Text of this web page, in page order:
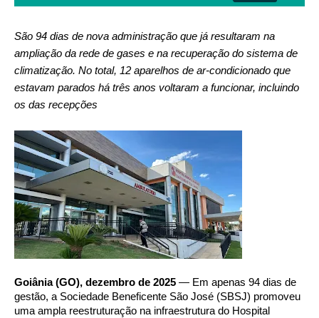
São 94 dias de nova administração que já resultaram na
ampliação da rede de gases e na recuperação do sistema de
climatização. No total, 12 aparelhos de ar-condicionado que
estavam parados há três anos voltaram a funcionar, incluindo
os das recepções
Goiânia (GO), dezembro de 2025 — Em apenas 94 dias de
gestão, a Sociedade Beneficente São José (SBSJ) promoveu
uma ampla reestruturação na infraestrutura do Hospital